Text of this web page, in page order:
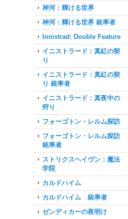
神河：輝ける世界
神河：輝ける世界 統率者
Innistrad: Double Feature
イニストラード：真紅の契
り
イニストラード：真紅の契
り 統率者
イニストラード：真夜中の
狩り
フォーゴトン・レルム探訪
フォーゴトン・レルム探訪
統率者
ストリクスヘイヴン：魔法
学院
カルドハイム
カルドハイム 統率者
ゼンディカーの夜明け